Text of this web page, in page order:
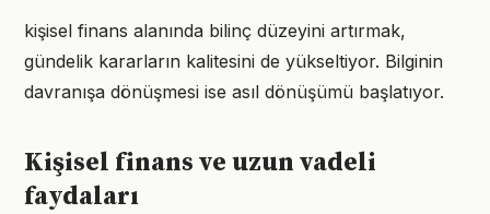
kişisel finans alanında bilinç düzeyini artırmak,
gündelik kararların kalitesini de yükseltiyor. Bilginin
davranışa dönüşmesi ise asıl dönüşümü başlatıyor.
Kişisel finans ve uzun vadeli
faydaları